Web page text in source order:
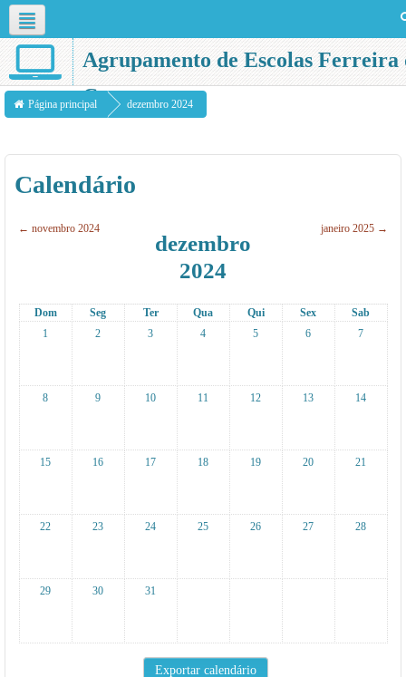
Português - Portugal ‎(pt)‎Agrupamento de Escolas Ferreira
Castro
Página principal dezembro 2024
Calendário
← novembro 2024
dezembro
2024
janeiro 2025 →
Dom Seg Ter Qua Qui Sex
Sab
1
2 3 4 5 6 7
8 9 10 11 12 13 14
15 16 17 18 19 20 21
22 23 24 25 26 27 28
29 30 31